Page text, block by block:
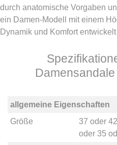
durch anatomische Vorgaben
ein Damen-Modell mit einem
Dynamik und Komfort
allgemeine Eigenschaften
Größe
37 oder 42
oder 35